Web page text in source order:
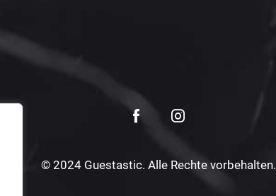
© 2024 Guestastic. Alle Rechte vorbehalten.